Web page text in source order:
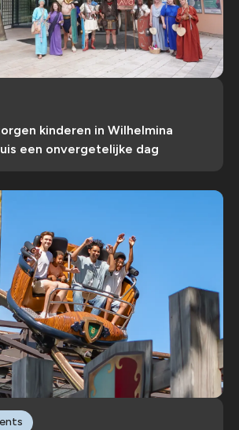
kinderen in Wilhelmina
een onvergetelijke dag